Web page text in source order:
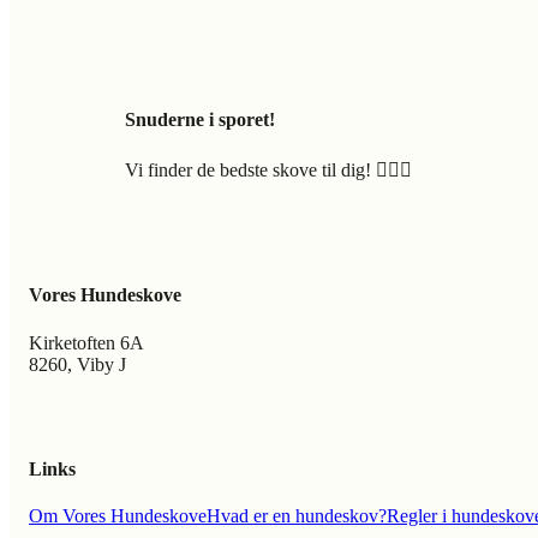
Snuderne i sporet!
Vi finder de bedste skove til dig! 🐕‍🦺🍃
Vores Hundeskove
Kirketoften 6A
8260, Viby J
Links
Om Vores HundeskoveHvad er en hundeskov?Regler i